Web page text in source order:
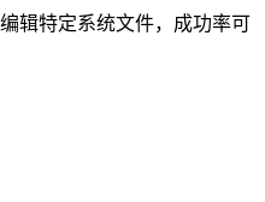
辑特定系统文件，成功率可